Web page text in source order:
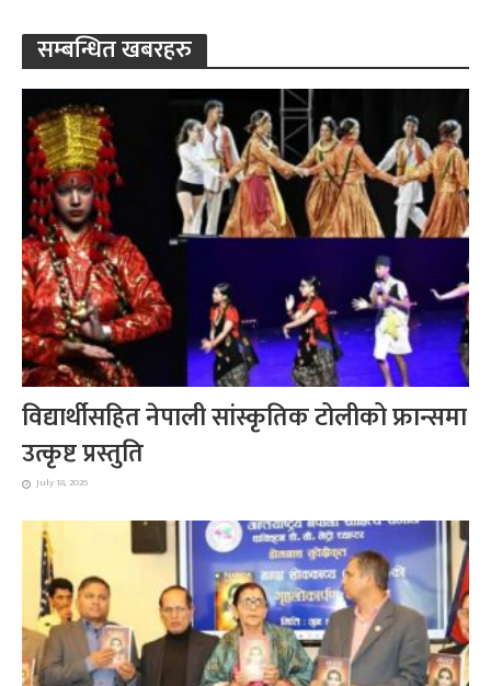
सम्बन्धित खबरहरु
विद्यार्थीसहित नेपाली सांस्कृतिक टोलीको फ्रान्समा
उत्कृष्ट प्रस्तुति
July 18, 2026